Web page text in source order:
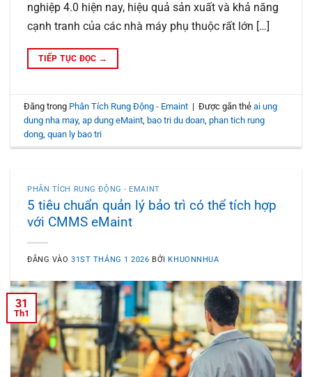
nghiệp 4.0 hiện nay, hiệu quả sản xuất và khả năng
cạnh tranh của các nhà máy phụ thuộc rất lớn […]
TIẾP TỤC ĐỌC →
Đăng trong Phân Tích Rung Động - Emaint | Được gắn thẻai ung
dung nha may,ap dung eMaint bao tri du doan ,phan tich rung
dong ,quan ly bao tri
PHÂN TÍCH RUNG ĐỘNG - EMAINT
5 tiêu chuẩn quản lý bảo trì có thể tích hợp
với CMMS eMaint
ĐĂNG VÀO31ST THÁNG 1 2026 BỞI KHUONNHUA
31
Th1